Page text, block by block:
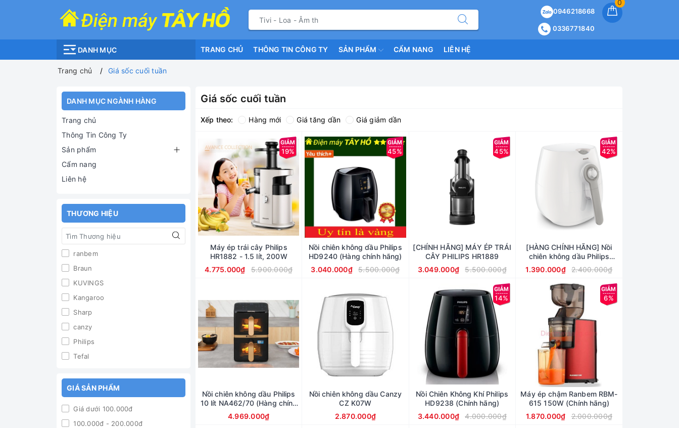
0
0946218668
0336771840
DANH MỤC TRANG CHỦ THÔNG TIN CÔNG TY SẢN PHẨM CẨM NANG LIÊN HỆ
Trang chủ Giá sốc cuối tuần
DANH MỤC NGÀNH HÀNG
Trang chủ
Thông Tin Công Ty
Sản phẩm
Cẩm nang
Liên hệ
THƯƠNG HIỆU
ranbem
Braun
KUVINGS
Kangaroo
Sharp
canzy
Philips
Tefal
GIÁ SẢN PHẨM
Giá dưới 100.000đ
100.000đ - 200.000đ
Giá sốc cuối tuần
Xếp theo: Hàng mới Giá tăng dần Giá giảm dần
19%
Máy ép trái cây Philips
HR1882 - 1.5 lít, 200W
4.775.000₫
5.900.000₫
45%
Nồi chiên không dầu Philips
HD9240 (Hàng chính hãng)
3.040.000₫
5.500.000₫
45%
[CHÍNH HÃNG] MÁY ÉP TRÁI
CÂY PHILIPS HR1889
3.049.000₫
5.500.000₫
42%
[HÀNG CHÍNH HÃNG] Nồi
chiên không dầu Philips
HD9216
1.390.000₫ 2.400.000₫
Nồi chiên không dầu Philips
10 lít NA462/70 (Hàng chính
hãng)
4.969.000₫
Nồi chiên không dầu Canzy
CZ K07W
2.870.000₫
14%
Nồi Chiên Không Khí Philips
HD9238 (Chính hãng)
3.440.000₫
4.000.000₫
6%
Máy ép chậm Ranbem RBM-
615 150W (Chính hãng)
1.870.000₫
2.000.000₫